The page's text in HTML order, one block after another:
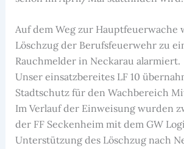
Auf dem Weg zur Hauptfeuerwache
Löschzug der Berufsfeuerwehr zu
Rauchmelder in Neckarau alarmiert.
Unser einsatzbereites LF 10
Stadtschutz für den Wachbereich
Im Verlauf der Einweisung wurden
der FF Seckenheim mit dem GW
Unterstützung des Löschzug nach